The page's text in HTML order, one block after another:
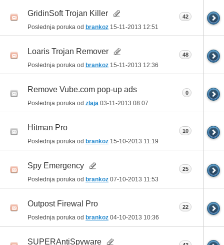
GridinSoft Trojan Killer
Poslednja poruka od brankoz 15-11-2013 12:51
42
Loaris Trojan Remover
Poslednja poruka od brankoz 15-11-2013 12:36
48
Remove Vube.com pop-up ads
Poslednja poruka od zlaja 03-11-2013 08:07
0
Hitman Pro
Poslednja poruka od brankoz 15-10-2013 11:19
10
Spy Emergency
Poslednja poruka od brankoz 07-10-2013 11:53
25
Outpost Firewal Pro
Poslednja poruka od brankoz 04-10-2013 10:36
22
SUPERAntiSpyware